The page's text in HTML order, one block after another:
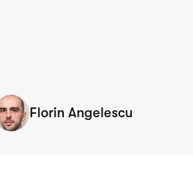
Florin Angelescu